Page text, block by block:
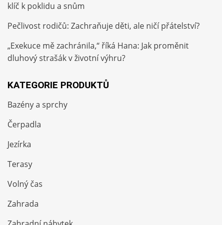
klíč k poklidu a snům
Pečlivost rodičů: Zachraňuje děti, ale ničí přátelství?
„Exekuce mě zachránila,“ říká Hana: Jak proměnit
dluhový strašák v životní výhru?
KATEGORIE PRODUKTŮ
Bazény a sprchy
Čerpadla
Jezírka
Terasy
Volný čas
Zahrada